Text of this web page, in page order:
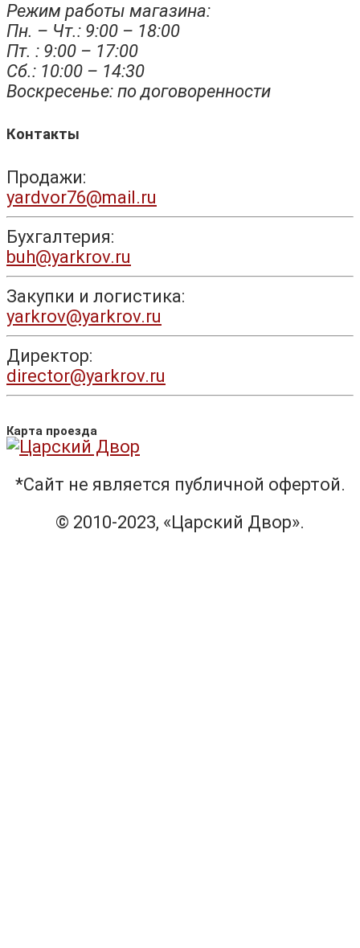
Режим работы магазина:
Пн. – Чт.: 9:00 – 18:00
Пт. : 9:00 – 17:00
Сб.: 10:00 – 14:30
Воскресенье: по договоренности
Контакты
Продажи:
yardvor76@mail.ru
Бухгалтерия:
buh@yarkrov.ru
Закупки и логистика:
yarkrov@yarkrov.ru
Директор:
director@yarkrov.ru
Карта проезда
*Сайт не является публичной офертой.
© 2010-2023, «Царский Двор».